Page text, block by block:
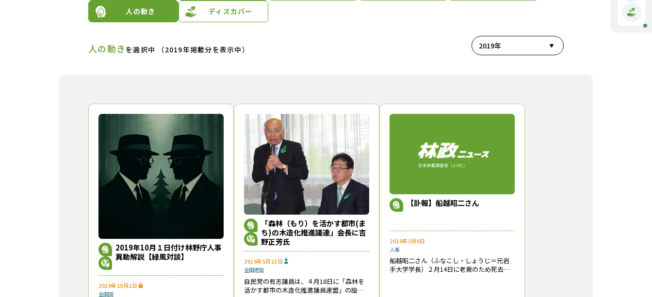
人の動き ディスカバー
人の動き を選択中 （2019年掲載分を表示中） 2019年
2019年10月１日付け林野庁人事
異動解説【緑風対談】
2019年10月1日
全国国
「森林（もり）を活かす都市(ま
ち)の木造化推進議連」会長に吉
野正芳氏
2019年5月13日
全国建設
自民党の有志議員は、４月18日に「森林を
活かす都市の木造化推進議員連盟」の設立
【訃報】船越昭二さん
2019年3月6日
人事
船越昭二さん（ふなこし・しょうじ＝元岩
手大学学長）２月14日に老衰のため死去。